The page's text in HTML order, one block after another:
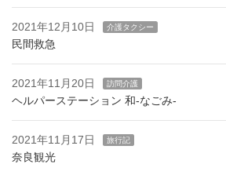
2021年12月10日 介護タクシー
民間救急
2021年11月20日 訪問介護
ヘルパーステーション 和-なごみ-
2021年11月17日 旅行記
奈良観光